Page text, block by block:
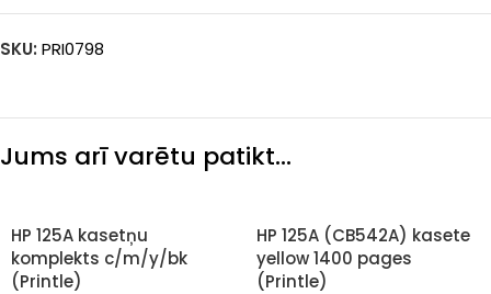
SKU: PRI0798
Jums arī varētu patikt…
HP 125A kasetņu
komplekts c/m/y/bk
(Printle)
HP 125A (CB542A) kasete
yellow 1400 pages
(Printle)